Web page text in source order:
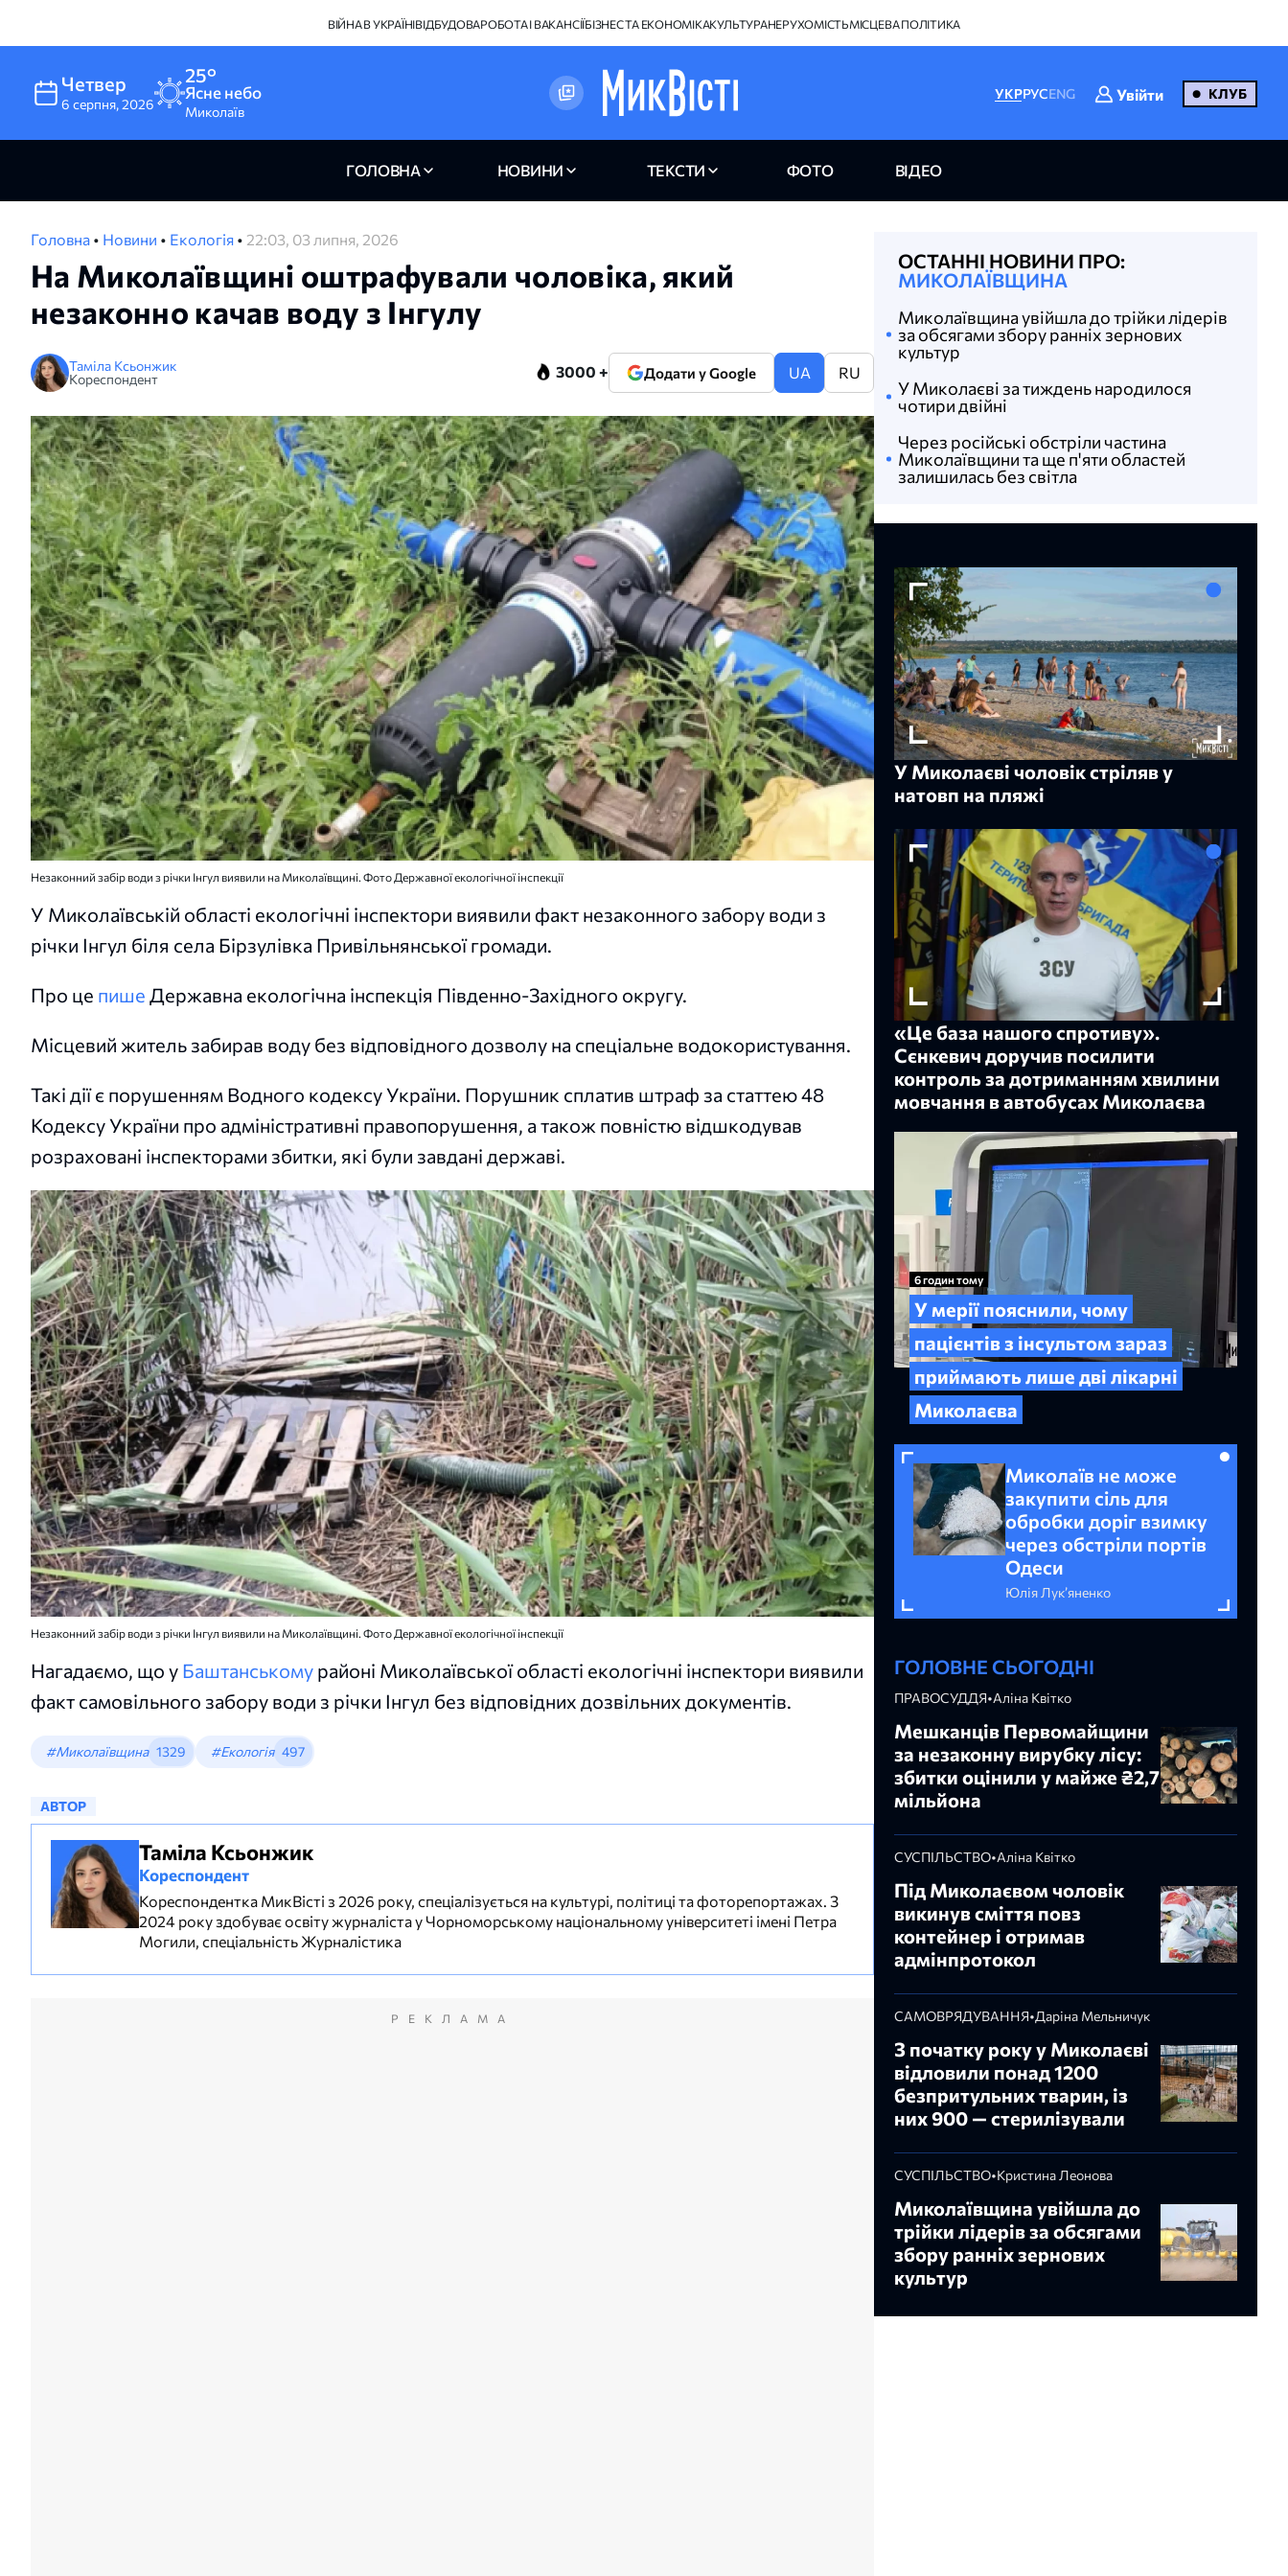
ВІЙНА В УКРАЇНІВІДБУДОВАРОБОТА І ВАКАНСІЇБІЗНЕС ТА ЕКОНОМІКАКУЛЬТУРАНЕРУХОМІСТЬМІСЦЕВА ПОЛІТИКА
Четвер
6 серпня,2026
25°
Ясне небо
Миколаїв
УКРРУСENG Увійти КЛУБ
ГОЛОВНА НОВИНИ ТЕКСТИ ФОТО ВІДЕО
Головна • Новини • Екологія • 22:03, 03 липня, 2026
На Миколаївщині оштрафували чоловіка, який
незаконно качав воду з Інгулу
Таміла Ксьонжик
Кореспондент
3000 + Додати у Google UA RU
Незаконний забір води з річки Інгул виявили на Миколаївщині. Фото Державної екологічної інспекції
У Миколаївській області екологічні інспектори виявили факт незаконного забору води з
річки Інгул біля села Бірзулівка Привільнянської громади.
Про це пише Державна екологічна інспекція Південно-Західного округу.
Місцевий житель забирав воду без відповідного дозволу на спеціальне водокористування.
Такі дії є порушенням Водного кодексу України. Порушник сплатив штраф за статтею 48
Кодексу України про адміністративні правопорушення, а також повністю відшкодував
розраховані інспекторами збитки, які були завдані державі.
Незаконний забір води з річки Інгул виявили на Миколаївщині. Фото Державної екологічної інспекції
Нагадаємо, що у Баштанському районі Миколаївської області екологічні інспектори виявили
факт самовільного забору води з річки Інгул без відповідних дозвільних документів.
#Миколаївщина 1329 #Екологія 497
АВТОР
Таміла Ксьонжик
Кореспондент
Кореспондентка МикВісті з 2026 року, спеціалізується на культурі, політиці та фоторепортажах. З
2024 року здобуває освіту журналіста у Чорноморському національному університеті імені Петра
Могили, спеціальність Журналістика
РЕКЛАМА
ОСТАННІ НОВИНИ ПРО:
МИКОЛАЇВЩИНА
Миколаївщина увійшла до трійки лідерів
за обсягами збору ранніх зернових
культур
У Миколаєві за тиждень народилося
чотири двійні
Через російські обстріли частина
Миколаївщини та ще п'яти областей
залишилась без світла
У Миколаєві чоловік стріляв у
натовп на пляжі
«Це база нашого спротиву».
Сєнкевич доручив посилити
контроль за дотриманням хвилини
мовчання в автобусах Миколаєва
6 годин тому
У мерії пояснили, чому
пацієнтів з інсультом зараз
приймають лише дві лікарні
Миколаєва
Миколаїв не може
закупити сіль для
обробки доріг взимку
через обстріли портів
Одеси
Юлія Лук’яненко
ГОЛОВНЕ СЬОГОДНІ
ПРАВОСУДДЯ•Аліна Квітко
Мешканців Первомайщини
за незаконну вирубку лісу:
збитки оцінили у майже ₴2,7
мільйона
СУСПІЛЬСТВО•Аліна Квітко
Під Миколаєвом чоловік
викинув сміття повз
контейнер і отримав
адмінпротокол
САМОВРЯДУВАННЯ•Даріна Мельничук
З початку року у Миколаєві
відловили понад 1200
безпритульних тварин, із
них 900 — стерилізували
СУСПІЛЬСТВО•Кристина Леонова
Миколаївщина увійшла до
трійки лідерів за обсягами
збору ранніх зернових
культур